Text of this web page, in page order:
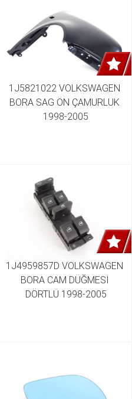
1J5821022 VOLKSWAGEN
BORA SAG ÖN ÇAMURLUK
1998-2005
1J4959857D VOLKSWAGEN
BORA CAM DÜĞMESİ
DÖRTLÜ 1998-2005